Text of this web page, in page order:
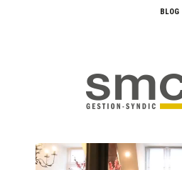
BLOG